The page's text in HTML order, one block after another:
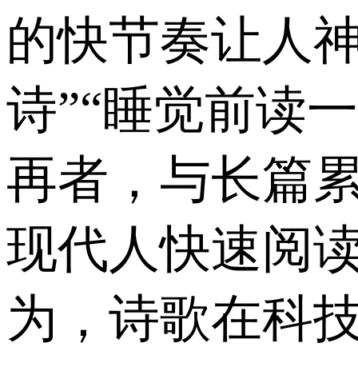
的快节奏让人
诗”“睡觉前读
再者，与长篇
现代人快速阅
为，诗歌在科